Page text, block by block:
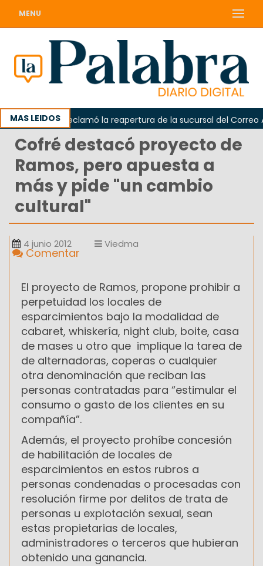
MENU
MAS LEIDOS
Odarda reclamó la reapertura de la sucursal del Correo
Cofré destacó proyecto de
Ramos, pero apuesta a
más y pide "un cambio
cultural"
4 junio 2012 Viedma
Comentar
El proyecto de Ramos, propone prohibir a
perpetuidad los locales de
esparcimientos bajo la modalidad de
cabaret, whiskería, night club, boite, casa
de mases u otro que implique la tarea de
de alternadoras, coperas o cualquier
otra denominación que reciban las
personas contratadas para “estimular el
consumo o gasto de los clientes en su
compañía”.
Además, el proyecto prohíbe concesión
de habilitación de locales de
esparcimientos en estos rubros a
personas condenadas o procesadas con
resolución firme por delitos de trata de
personas u explotación sexual, sean
estas propietarias de locales,
administradores o terceros que hubieran
obtenido una ganancia.